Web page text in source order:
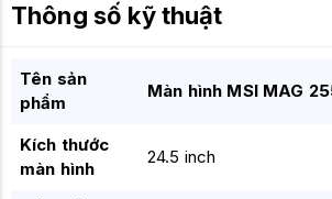
Thông số kỹ thuật
Tên sản
phẩm
Màn hình MSI MAG
Kích thước
màn hình
24.5 inch